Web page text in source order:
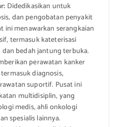
Didedikasikan untuk
dan pengobatan penyakit
ini menawarkan serangkaian
termasuk kateterisasi
bedah jantung terbuka.
perawatan kanker
diagnosis,
suportif. Pusat ini
multidisiplin, yang
medis, ahli onkologi
spesialis lainnya.